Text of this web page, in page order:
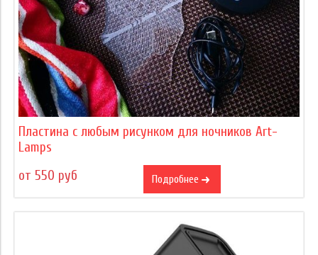
Пластина с любым рисунком для ночников Art-
Lamps
от 550 руб
Подробнее